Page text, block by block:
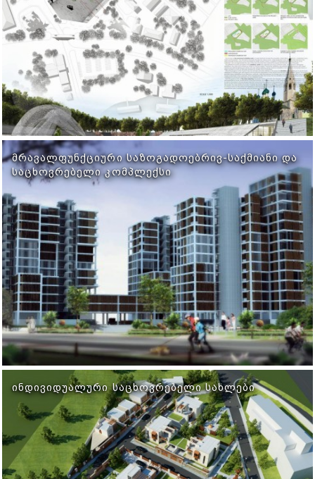
ᲛᲠᲐᲕᲐᲚᲤᲣᲜᲥᲪᲘᲣᲠᲘ ᲡᲐᲖᲝᲒᲐᲓᲝᲔᲑᲠᲘᲕ-ᲡᲐᲥᲛᲘᲐᲜᲘ ᲓᲐ
ᲡᲐᲪᲮᲝᲕᲠᲔᲑᲔᲚᲘ ᲙᲝᲛᲞᲚᲔᲥᲡᲘ
ᲘᲜᲓᲘᲕᲘᲓᲣᲐᲚᲣᲠᲘ ᲡᲐᲪᲮᲝᲕᲠᲔᲑᲔᲚᲘ ᲡᲐᲮᲚᲔᲑᲘ